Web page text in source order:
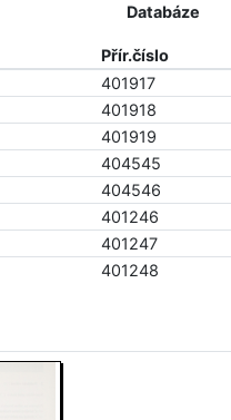
Databáze
Přír.číslo
401917
401918
401919
404545
404546
401246
401247
401248